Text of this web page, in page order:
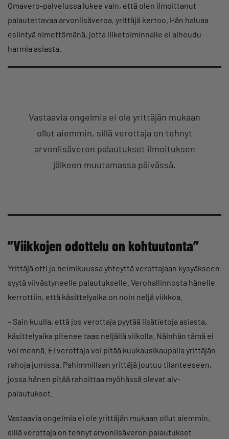
Omavero-palvelussa lukee vain, että olen ilmoittanut
palautettavaa arvonlisäveroa, yrittäjä kertoo. Hän haluaa
esiintyä nimettömänä, jotta liiketoiminnalle ei aiheudu
harmia asiasta.
Vastaavia ongelmia ei ole yrittäjän mukaan
ollut aiemmin, sillä verottaja on tehnyt
arvonlisäveron palautukset ilmoituksen
jälkeen muutamassa päivässä.
”Viikkojen odottelu on kohtuutonta”
Yrittäjä otti jo helmikuussa yhteyttä verottajaan kysyäkseen
syytä viivästyneelle palautukselle. Verohallinnosta hänelle
kerrottiin, että käsittelyaika on noin neljä viikkoa.
– Sain kuulla, että jos verottaja pyytää lisätietoja asiasta,
käsittelyaika pitenee taas neljällä viikolla. Näinhän tämä ei
voi mennä. Ei verottaja voi pitää kuukausikaupalla yrittäjän
rahoja jumissa. Pahimmillaan yrittäjä joutuu tilanteeseen,
jossa hänen pitää rahoittaa myöhässä olevat alv-
palautukset.
Vastaavia ongelmia ei ole yrittäjän mukaan ollut aiemmin,
sillä verottaja on tehnyt arvonlisäveron palautukset